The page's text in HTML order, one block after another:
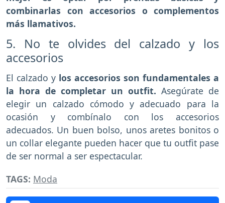
combinarlas con accesorios o complementos
más llamativos.
5. No te olvides del calzado y los
accesorios
El calzado y los accesorios son fundamentales a
la hora de completar un outfit. Asegúrate de
elegir un calzado cómodo y adecuado para la
ocasión y combínalo con los accesorios
adecuados. Un buen bolso, unos aretes bonitos o
un collar elegante pueden hacer que tu outfit pase
de ser normal a ser espectacular.
TAGS: Moda